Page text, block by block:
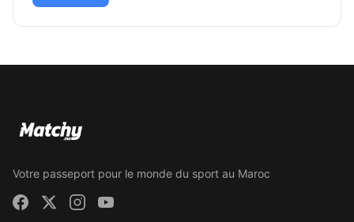
Votre passeport pour le monde du sport au Maroc